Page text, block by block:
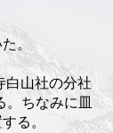
。
白山社の分社
。ちなみに皿
る。